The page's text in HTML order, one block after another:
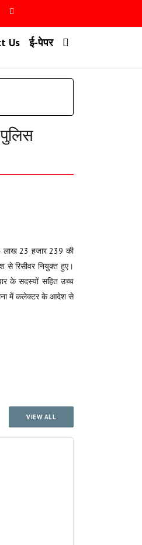
Us ई-पेपर
लाख 23 हजार 239 की
से रिसीवर नियुक्त हुए।
के सदस्यों सहित उच्च
में कलेक्टर के आदेश से
VIEW ALL